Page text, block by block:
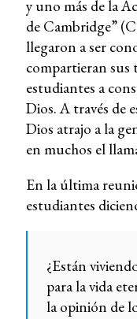
y uno más de la
de Cambridge”
llegaron a ser
compartieran sus
estudiantes a
Dios. A través de
Dios atrajo a la
en muchos el
En la última
estudiantes
¿Están
para la vida
la opinión de